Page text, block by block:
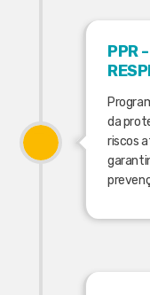
PPR
da
riscos